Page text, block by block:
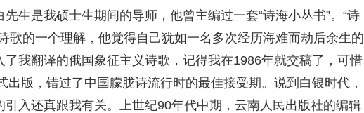
先生是我硕士生期间的导师，他曾主编过一套“诗海小丛书”。“诗
歌的一个理解，他觉得自己犹如一名多次经历海难而劫后余生的
了我翻译的俄国象征主义诗歌，记得我在1986年就交稿了，可惜
出版，错过了中国朦胧诗流行时的最佳接受期。说到白银时代，
引入还真跟我有关。上世纪90年代中期，云南人民出版社的编辑